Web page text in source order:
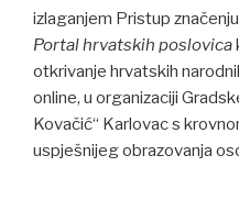
izlaganjem Pristup
Portal hrvatskih poslovica
otkrivanje hrvatskih
online, u organizaciji
Kovačić“ Karlovac s
uspješnijeg obrazovanja